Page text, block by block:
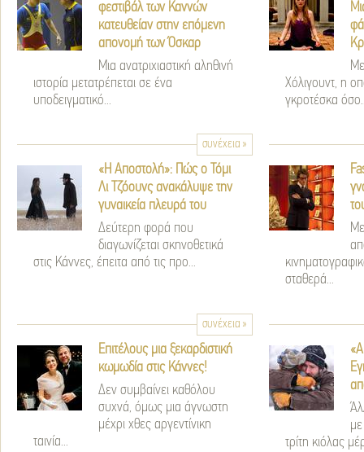
φεστιβάλ των Καννών
κατευθείαν στην επόμενη
απονομή των Όσκαρ
Μια ανατριχιαστική αληθινή
ιστορία μετατρέπεται σε ένα
υποδειγματικό...
συνέχεια »
Χόλιγουντ, η
γκροτέσκα
«Η Αποστολή»: Πώς ο Τόμι
Λι Τζόουνς ανακάλυψε την
γυναικεία πλευρά του
Δεύτερη φορά που
διαγωνίζεται σκηνοθετικά
στις Κάννες, έπειτα από τις προ...
συνέχεια »
σταθερά...
Επιτέλους μια ξεκαρδιστική
κωμωδία στις Κάννες!
Δεν συμβαίνει καθόλου
συχνά, όμως μια άγνωστη
μέχρι χθες αργεντίνικη
ταινία...
τρίτη κιόλας